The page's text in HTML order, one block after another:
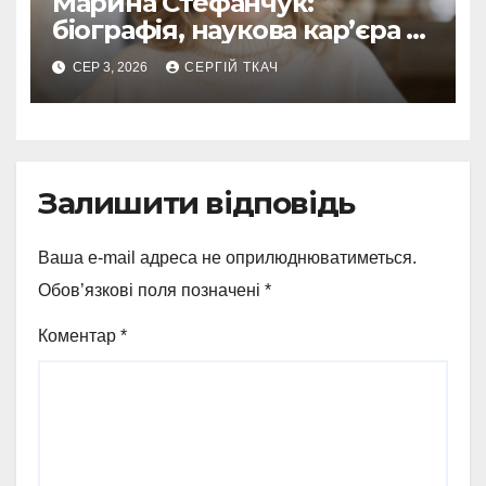
біографія, наукова кар’єра та
сім’я
СЕР 3, 2026 СЕРГІЙ ТКАЧ
Залишити відповідь
Ваша e-mail адреса не оприлюднюватиметься.
Обов’язкові поля позначені *
Коментар *